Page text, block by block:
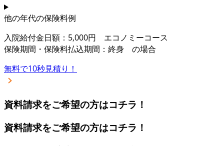
他の年代の保険料例
入院給付金日額：5,000円 エコノミーコース
保険期間・保険料払込期間：終身 の場合
無料で10秒見積り！
資料請求をご希望の方はコチラ！
資料請求をご希望の方はコチラ！